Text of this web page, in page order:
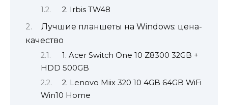
2. Irbis TW48
Лучшие планшеты на Windows: цена-
качество
1. Acer Switch One 10 Z8300 32GB +
HDD 500GB
2. Lenovo Miix 320 10 4GB 64GB WiFi
Win10 Home